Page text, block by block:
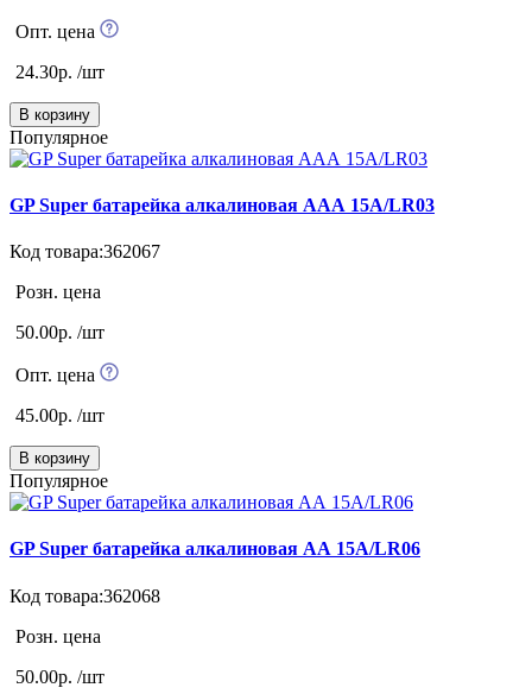
Опт. цена
24.30р. /шт
В корзину
Популярное
GP Super батарейка алкалиновая ААА 15А/LR03
Код товара:362067
Розн. цена
50.00р. /шт
Опт. цена
45.00р. /шт
В корзину
Популярное
GP Super батарейка алкалиновая АА 15А/LR06
Код товара:362068
Розн. цена
50.00р. /шт